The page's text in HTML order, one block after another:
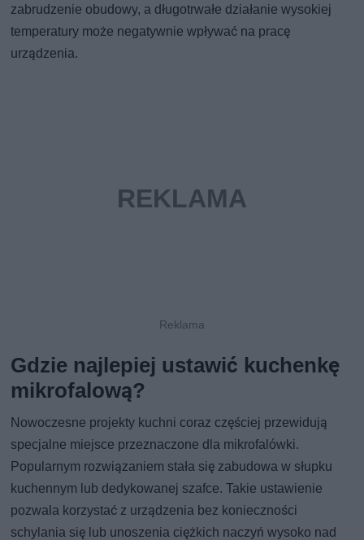
zabrudzenie obudowy, a długotrwałe działanie wysokiej
temperatury może negatywnie wpływać na pracę
urządzenia.
Gdzie najlepiej ustawić kuchenkę
mikrofalową?
Nowoczesne projekty kuchni coraz częściej przewidują
specjalne miejsce przeznaczone dla mikrofalówki.
Popularnym rozwiązaniem stała się zabudowa w słupku
kuchennym lub dedykowanej szafce. Takie ustawienie
pozwala korzystać z urządzenia bez konieczności
schylania się lub unoszenia ciężkich naczyń wysoko nad